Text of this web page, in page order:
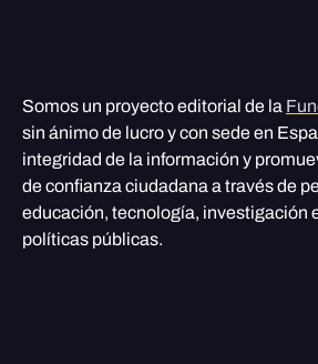
Somos un proyecto editorial de la
sin ánimo de lucro y con sede en
integridad de la información y
de confianza ciudadana a través de
educación, tecnología, investigación
políticas públicas.